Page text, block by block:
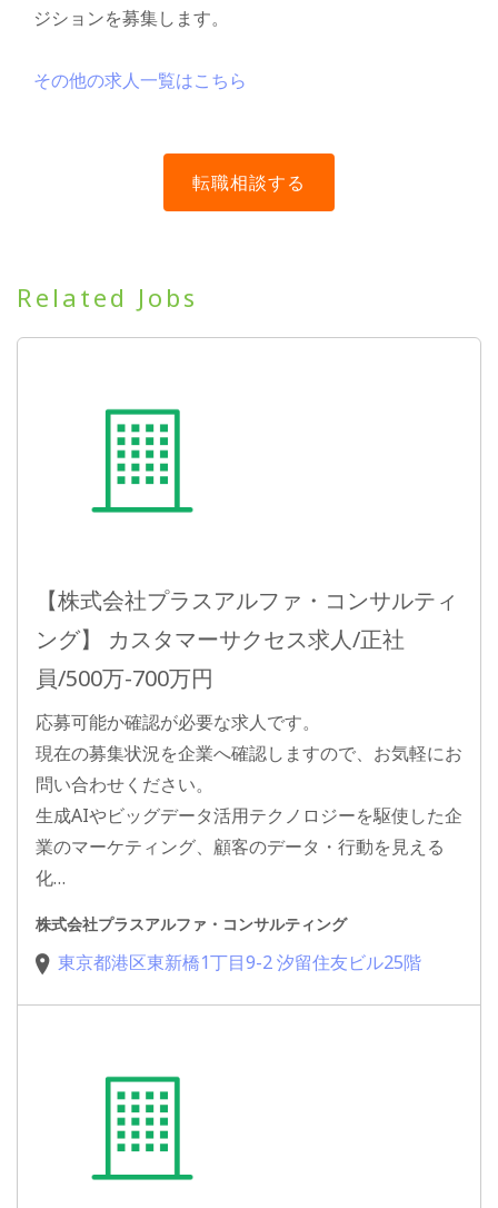
ジションを募集します。
その他の求人一覧はこちら
Related Jobs
【株式会社プラスアルファ・コンサルティ
ング】 カスタマーサクセス求人/正社
員/500万-700万円
応募可能か確認が必要な求人です。
現在の募集状況を企業へ確認しますので、お気軽にお
問い合わせください。
生成AIやビッグデータ活用テクノロジーを駆使した企
業のマーケティング、顧客のデータ・行動を見える
化…
株式会社プラスアルファ・コンサルティング
東京都港区東新橋1丁目9-2 汐留住友ビル25階